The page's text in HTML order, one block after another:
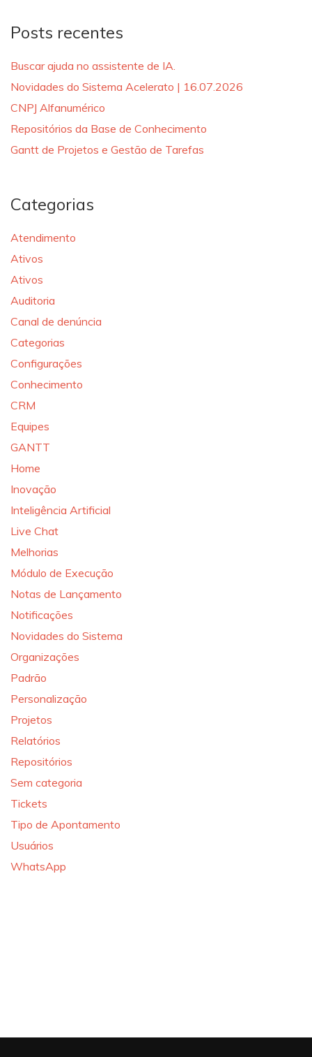
Posts recentes
Buscar ajuda no assistente de IA.
Novidades do Sistema Acelerato | 16.07.2026
CNPJ Alfanumérico
Repositórios da Base de Conhecimento
Gantt de Projetos e Gestão de Tarefas
Categorias
Atendimento
Ativos
Ativos
Auditoria
Canal de denúncia
Categorias
Configurações
Conhecimento
CRM
Equipes
GANTT
Home
Inovação
Inteligência Artificial
Live Chat
Melhorias
Módulo de Execução
Notas de Lançamento
Notificações
Novidades do Sistema
Organizações
Padrão
Personalização
Projetos
Relatórios
Repositórios
Sem categoria
Tickets
Tipo de Apontamento
Usuários
WhatsApp